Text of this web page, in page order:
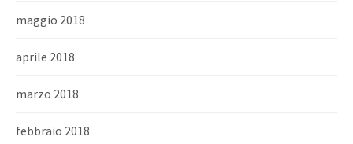
maggio 2018
aprile 2018
marzo 2018
febbraio 2018